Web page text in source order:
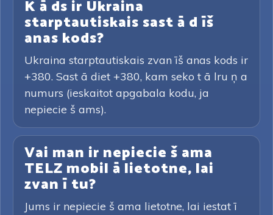
K ā ds ir Ukraina
starptautiskais sast ā d īš
anas kods?
Ukraina starptautiskais zvan īš anas kods ir
+380. Sast ā diet +380, kam seko t ā lru ņ a
numurs (ieskaitot apgabala kodu, ja
nepiecie š ams).
Vai man ir nepiecie š ama
TELZ mobil ā lietotne, lai
zvan ī tu?
Jums ir nepiecie š ama lietotne, lai iestat ī